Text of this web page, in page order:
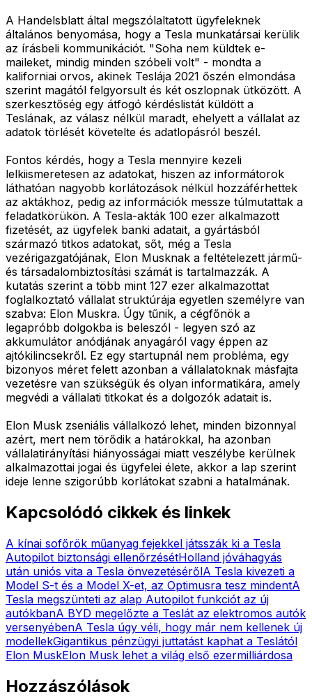
A Handelsblatt által megszólaltatott ügyfeleknek
általános benyomása, hogy a Tesla munkatársai kerülik
az írásbeli kommunikációt. "Soha nem küldtek e-
maileket, mindig minden szóbeli volt" - mondta a
kaliforniai orvos, akinek Teslája 2021 őszén elmondása
szerint magától felgyorsult és két oszlopnak ütközött. A
szerkesztőség egy átfogó kérdéslistát küldött a
Teslának, az válasz nélkül maradt, ehelyett a vállalat az
adatok törlését követelte és adatlopásról beszél.
Fontos kérdés, hogy a Tesla mennyire kezeli
lelkiismeretesen az adatokat, hiszen az informátorok
láthatóan nagyobb korlátozások nélkül hozzáférhettek
az aktákhoz, pedig az információk messze túlmutattak a
feladatkörükön. A Tesla-akták 100 ezer alkalmazott
fizetését, az ügyfelek banki adatait, a gyártásból
származó titkos adatokat, sőt, még a Tesla
vezérigazgatójának, Elon Musknak a feltételezett jármű-
és társadalombiztosítási számát is tartalmazzák. A
kutatás szerint a több mint 127 ezer alkalmazottat
foglalkoztató vállalat struktúrája egyetlen személyre van
szabva: Elon Muskra. Úgy tűnik, a cégfőnök a
legapróbb dolgokba is beleszól - legyen szó az
akkumulátor anódjának anyagáról vagy éppen az
ajtókilincsekről. Ez egy startupnál nem probléma, egy
bizonyos méret felett azonban a vállalatoknak másfajta
vezetésre van szükségük és olyan informatikára, amely
megvédi a vállalati titkokat és a dolgozók adatait is.
Elon Musk zseniális vállalkozó lehet, minden bizonnyal
azért, mert nem törődik a határokkal, ha azonban
vállalatirányítási hiányosságai miatt veszélybe kerülnek
alkalmazottai jogai és ügyfelei élete, akkor a lap szerint
ideje lenne szigorúbb korlátokat szabni a hatalmának.
Kapcsolódó cikkek és linkek
A kínai sofőrök műanyag fejekkel játsszák ki a Tesla
Autopilot biztonsági ellenőrzésétHolland jóváhagyás
után uniós vita a Tesla önvezetésérőlA Tesla kivezeti a
Model S-t és a Model X-et, az Optimusra tesz mindentA
Tesla megszünteti az alap Autopilot funkciót az új
autókbanA BYD megelőzte a Teslát az elektromos autók
versenyébenA Tesla úgy véli, hogy már nem kellenek új
modellekGigantikus pénzügyi juttatást kaphat a Teslától
Elon MuskElon Musk lehet a világ első ezermilliárdosa
Hozzászólások